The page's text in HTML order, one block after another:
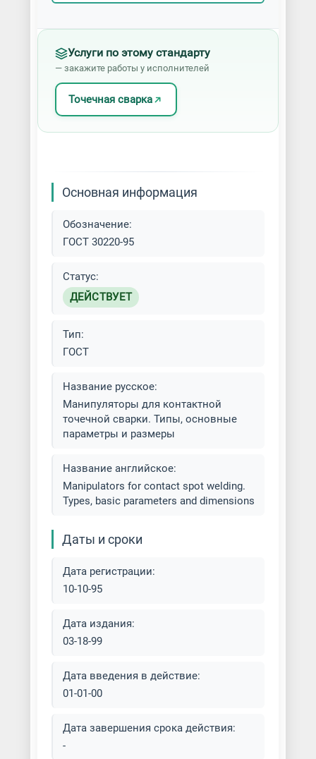
Услуги по этому стандарту
— закажите работы у исполнителей
Точечная сварка
Основная информация
Обозначение:
ГОСТ 30220-95
Статус:
ДЕЙСТВУЕТ
Тип:
ГОСТ
Название русское:
Манипуляторы для контактной
точечной сварки. Типы, основные
параметры и размеры
Название английское:
Manipulators for contact spot welding.
Types, basic parameters and dimensions
Даты и сроки
Дата регистрации:
10-10-95
Дата издания:
03-18-99
Дата введения в действие:
01-01-00
Дата завершения срока действия:
-